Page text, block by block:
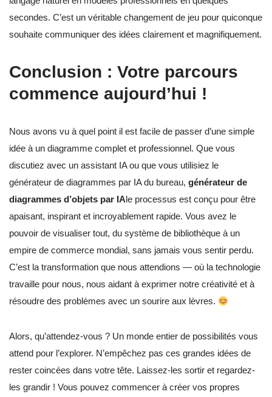
secondes. C’est un véritable changement de jeu pour quiconque
souhaite communiquer des idées clairement et magnifiquement.
Conclusion : Votre parcours
commence aujourd’hui !
Nous avons vu à quel point il est facile de passer d’une simple
idée à un diagramme complet et professionnel. Que vous
discutiez avec un assistant IA ou que vous utilisiez le
générateur de diagrammes par IA du bureau, générateur de
diagrammes d’objets par IAle processus est conçu pour être
apaisant, inspirant et incroyablement rapide. Vous avez le
pouvoir de visualiser tout, du système de bibliothèque à un
empire de commerce mondial, sans jamais vous sentir perdu.
C’est la transformation que nous attendions — où la technologie
travaille pour nous, nous aidant à exprimer notre créativité et à
résoudre des problèmes avec un sourire aux lèvres.
Alors, qu’attendez-vous ? Un monde entier de possibilités vous
attend pour l’explorer. N’empêchez pas ces grandes idées de
rester coincées dans votre tête. Laissez-les sortir et regardez-
les grandir ! Vous pouvez commencer à créer vos propres